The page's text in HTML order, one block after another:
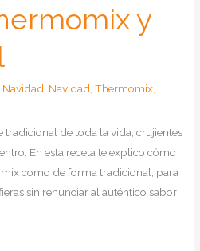
y
Navidad Navidad ,Thermomix
tradicional de toda la vida, crujientes
En esta receta te explico cómo
como de forma tradicional, para
sin renunciar al auténtico sabor